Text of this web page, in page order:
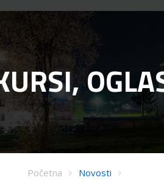
Početna Novosti